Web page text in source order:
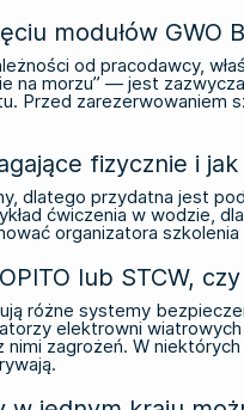
modułów
od pracodawcy,
na morzu” — jest
Przed zarezerwowaniem
fizycznie i
dlatego przydatna jest
ćwiczenia w
organizatora
lub STCW,
różne systemy
elektrowni
zagrożeń. W